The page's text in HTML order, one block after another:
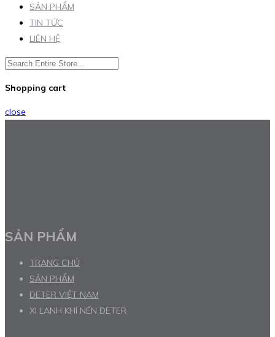
SẢN PHẨM
TIN TỨC
LIÊN HỆ
Shopping cart
close
SẢN PHẨM
TRANG CHỦ
SẢN PHẨM
DETER VIỆT NAM
XI LANH KHÍ NÉN DETER